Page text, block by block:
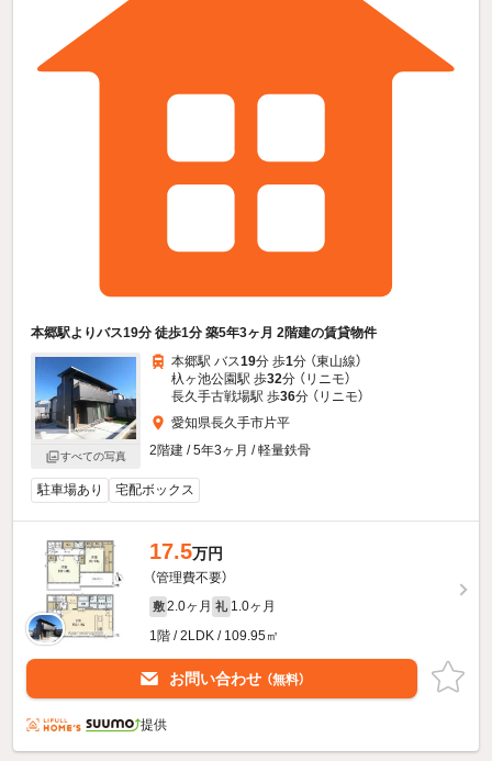
本郷駅よりバス19分 徒歩1分 築5年3ヶ月 2階建の賃貸物件
すべての写真
本郷駅 バス19分 歩1分 （東山線）
杁ヶ池公園駅 歩32分 （リニモ）
長久手古戦場駅 歩36分 （リニモ）
愛知県長久手市片平
2階建 / 5年3ヶ月 / 軽量鉄骨
駐車場あり 宅配ボックス
17.5万円
（管理費不要）
敷 2.0ヶ月 礼 1.0ヶ月
1階 / 2LDK / 109.95㎡
お問い合わせ （無料）
提供